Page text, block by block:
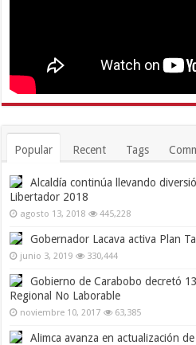
Popular Recent Tags
Alcaldía continúa llevando
Libertador 2018
agosto 13, 2018 445,228
Gobernador Lacava activa Plan
junio 3, 2019 330,444
Gobierno de Carabobo decretó
Regional No Laborable
noviembre 10, 2017 63,385
Alimca avanza en actualización